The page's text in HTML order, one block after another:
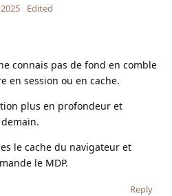
Edited
connais pas de fond en comble
en session ou en cache.
plus en profondeur et
le cache du navigateur et
le MDP.
Reply